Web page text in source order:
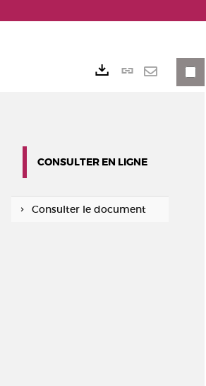
Lien
CONSULTER EN LIGNE
Consulter le document